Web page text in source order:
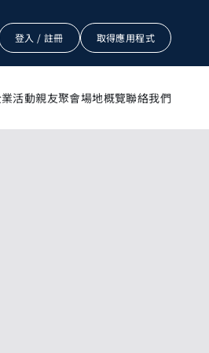
登入 / 註冊 取得應用程式
活動親友聚會場地概覽聯絡我們